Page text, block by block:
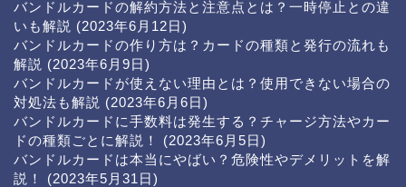
バンドルカードの解約方法と注意点とは？一時停止との違
いも解説 (2023年6月12日)
バンドルカードの作り方は？カードの種類と発行の流れも
解説 (2023年6月9日)
バンドルカードが使えない理由とは？使用できない場合の
対処法も解説 (2023年6月6日)
バンドルカードに手数料は発生する？チャージ方法やカー
ドの種類ごとに解説！
(2023年6月5日)
バンドルカードは本当にやばい？危険性やデメリットを解
説！
(2023年5月31日)